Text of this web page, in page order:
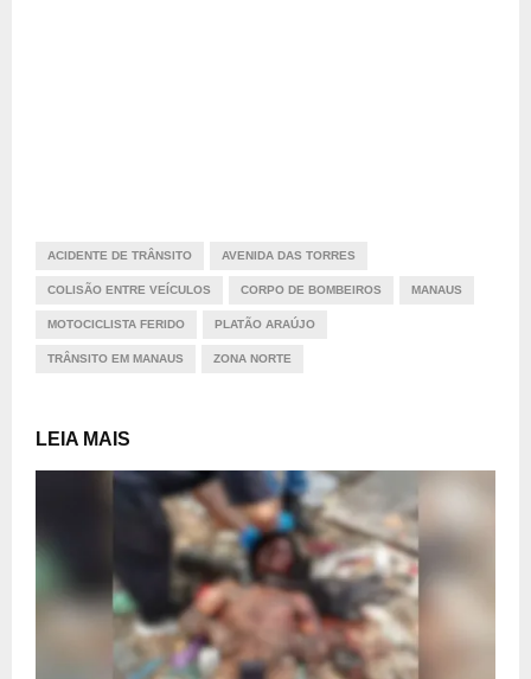
ACIDENTE DE TRÂNSITO AVENIDA DAS TORRES
COLISÃO ENTRE VEÍCULOS CORPO DE BOMBEIROS MANAUS
MOTOCICLISTA FERIDO PLATÃO ARAÚJO
TRÂNSITO EM MANAUS ZONA NORTE
LEIA MAIS